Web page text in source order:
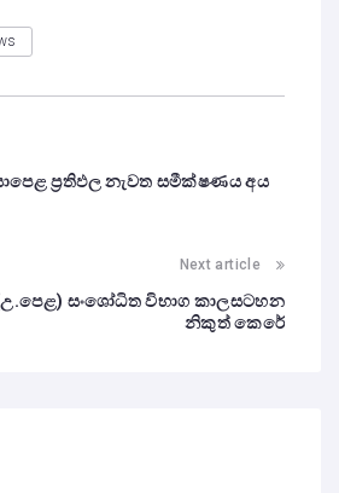
ප්‍රතිඵල නැවත සමීක්ෂණය අය
Next article
සංශෝධිත විභාග කාලසටහන
නිකුත් කෙරේ